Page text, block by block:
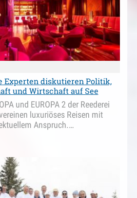
Experten diskutieren Politik,
und Wirtschaft auf See
und EUROPA 2 der Reederei
luxuriöses Reisen mit
Anspruch.…